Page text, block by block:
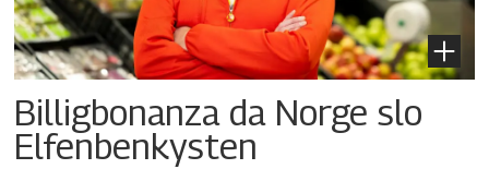
Billigbonanza da Norge slo
Elfenbenkysten